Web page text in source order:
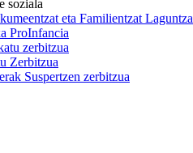
soziala
eta Familientzat Laguntza
ProInfancia
zerbitzua
Zerbitzua
Suspertzen zerbitzua